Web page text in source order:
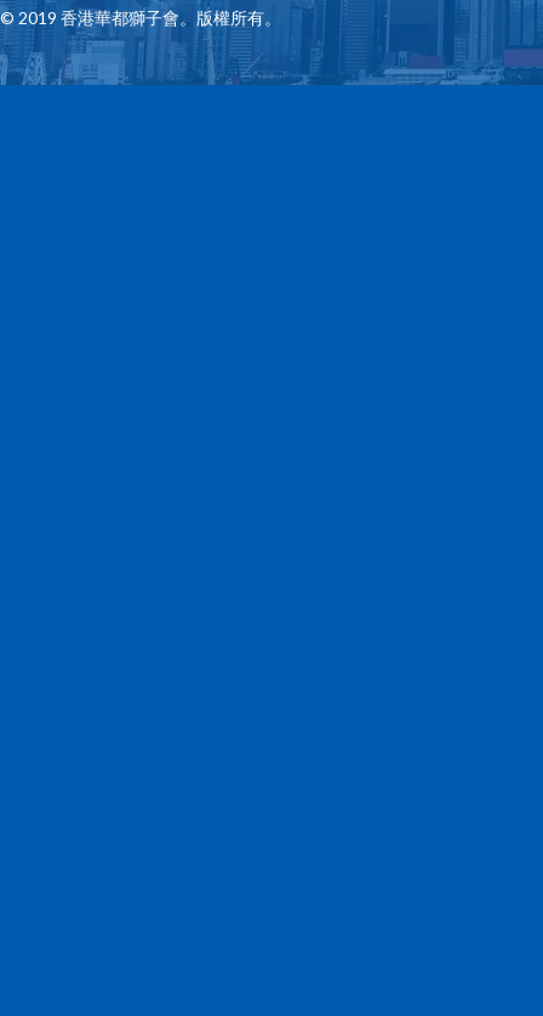
© 2019 香港華都獅子會。版權所有。